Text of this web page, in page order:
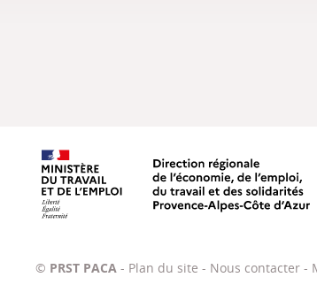
Direction
© PRST PACA - Plan du site - Nous contacter -